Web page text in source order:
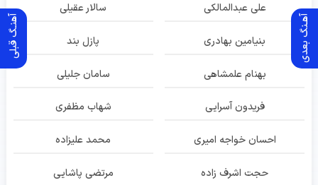
آهنـگ قبلی آهـنگ بعدی
علی عبدالمالکی سالار عقیلی
بنیامین بهادری پازل بند
بهنام علمشاهی سامان جلیلی
فریدون آسرایی شهاب مظفری
احسان خواجه امیری محمد علیزاده
حجت اشرف زاده مرتضی پاشایی